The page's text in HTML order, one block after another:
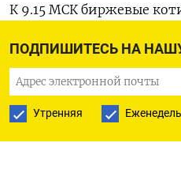
ПОДПИШИТЕСЬ НА
Утренняя
К 9.15 МСК биржевые
68,90, и рубль теряет
Пара евро/рубль была у
рубль дешевеет почти на